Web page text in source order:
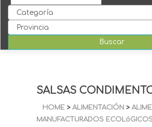
SALSAS
HOME> ALIMENTACIÓN >
MANUFACTURADOS